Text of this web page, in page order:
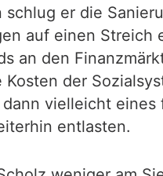
schlug er die
auf einen Streich
an den
Kosten der
vielleicht
entlasten.